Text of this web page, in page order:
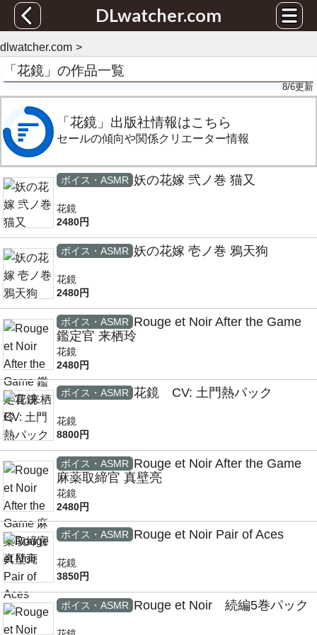
DLwatcher.com
dlwatcher.com
「花鏡」の作品一覧
8/6更新
「花鏡」出版社情報はこちら
セールの傾向や関係クリエーター情報
ボイス・ASMR 妖の花嫁 弐ノ巻 猫又
花鏡
2480円
ボイス・ASMR 妖の花嫁 壱ノ巻 鴉天狗
花鏡
2480円
ボイス・ASMR Rouge et Noir After the Game
鑑定官 来栖玲
花鏡
2480円
ボイス・ASMR 花鏡 CV: 土門熱パック
花鏡
8800円
ボイス・ASMR Rouge et Noir After the Game
麻薬取締官 真壁亮
花鏡
2480円
ボイス・ASMR Rouge et Noir Pair of Aces
花鏡
3850円
ボイス・ASMR Rouge et Noir 続編5巻パック